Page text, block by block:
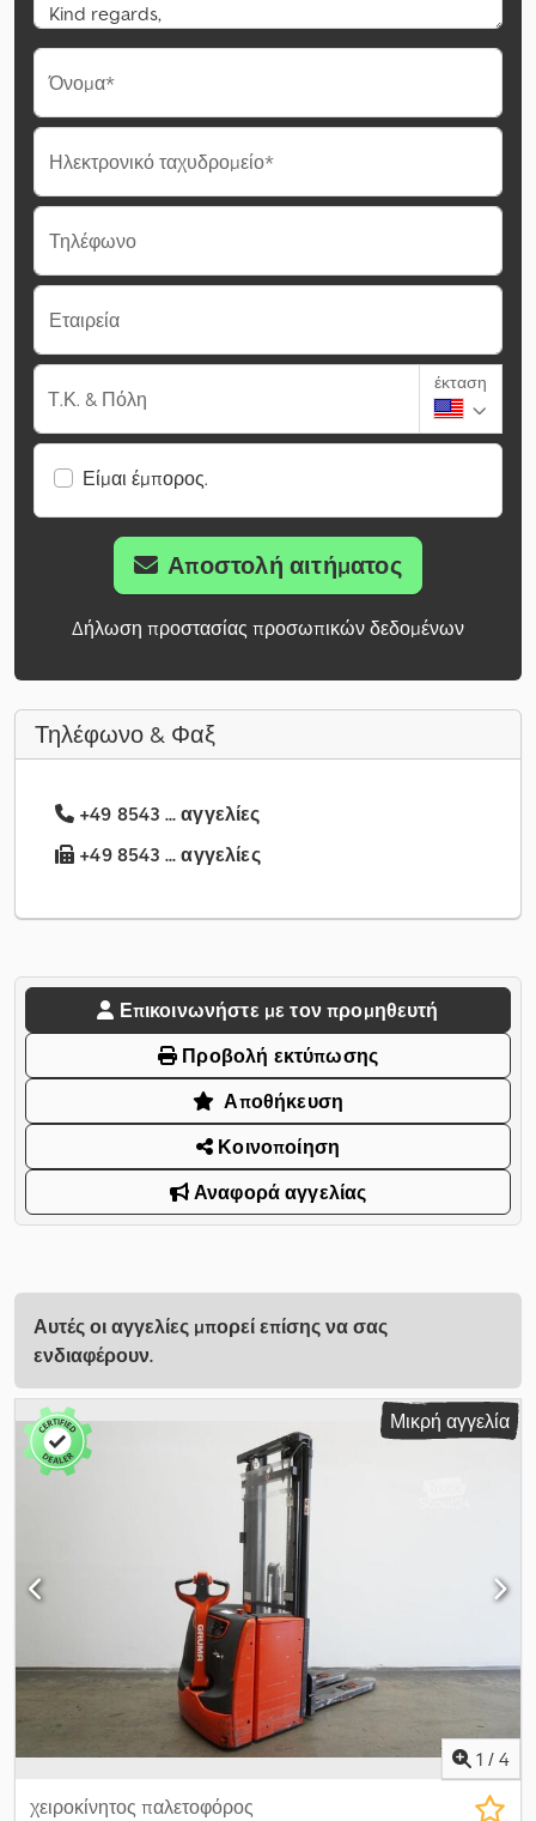
Όνομα*
Ηλεκτρονικό ταχυδρομείο*
Τηλέφωνο
Εταιρεία
Τ.Κ. & Πόλη
έκταση
Είμαι έμπορος.
Αποστολή αιτήματος
Δήλωση προστασίας προσωπικών δεδομένων
Τηλέφωνο & Φαξ
+49 8543 ... αγγελίες
+49 8543 ... αγγελίες
Επικοινωνήστε με τον προμηθευτή
Προβολή εκτύπωσης
Αποθήκευση
Κοινοποίηση
Αναφορά αγγελίας
Αυτές οι αγγελίες μπορεί επίσης να σας
ενδιαφέρουν.
Μικρή αγγελία
1 / 4
χειροκίνητος παλετοφόρος